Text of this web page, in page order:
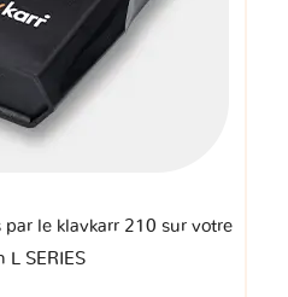
le klavkarr 210 sur votre
L SERIES